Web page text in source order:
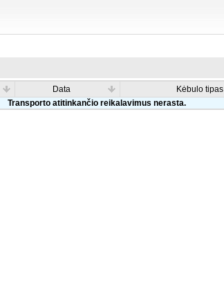
Data Kėbulo tipas
Transporto atitinkančio reikalavimus nerasta.